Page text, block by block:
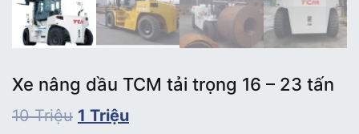
Xe nâng dầu TCM tải trọng 16 – 23 tấn
10Triệu 1 Triệu